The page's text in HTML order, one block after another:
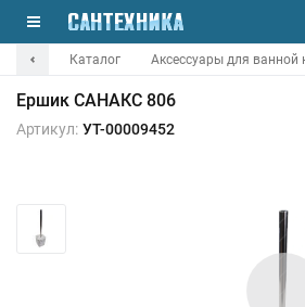
Каталог Аксессуары для ванной
Ершик САНАКС 806
Артикул: УТ-00009452